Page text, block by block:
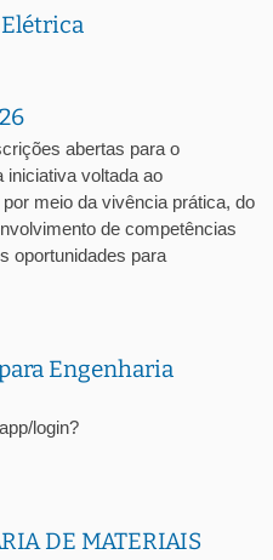
abertas para o
iniciativa voltada ao
meio da vivência prática, do
de competências
oportunidades para
Engenharia
login?
DE MATERIAIS